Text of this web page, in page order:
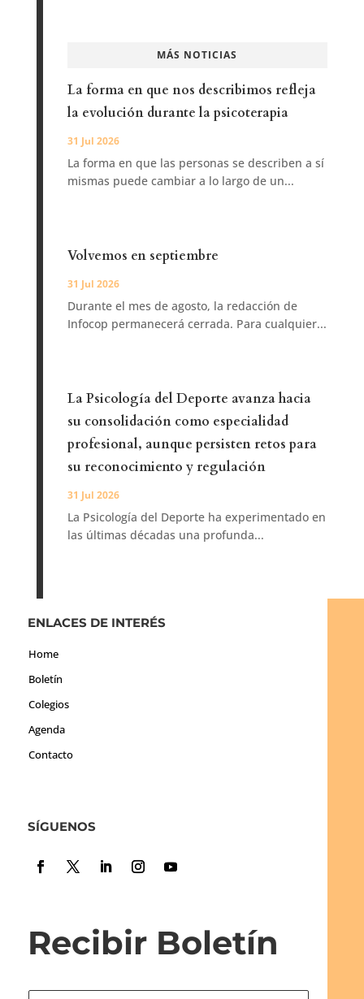
MÁS NOTICIAS
La forma en que nos describimos refleja
la evolución durante la psicoterapia
31 Jul 2026
La forma en que las personas se describen a sí
mismas puede cambiar a lo largo de un...
Volvemos en septiembre
31 Jul 2026
Durante el mes de agosto, la redacción de
Infocop permanecerá cerrada. Para cualquier...
La Psicología del Deporte avanza hacia
su consolidación como especialidad
profesional, aunque persisten retos para
su reconocimiento y regulación
31 Jul 2026
La Psicología del Deporte ha experimentado en
las últimas décadas una profunda...
ENLACES DE INTERÉS
Home
Boletín
Colegios
Agenda
Contacto
SÍGUENOS
Recibir Boletín